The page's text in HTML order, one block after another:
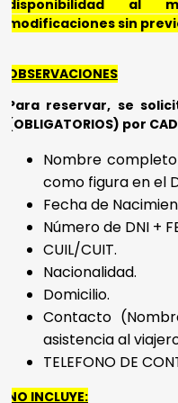
al
sin previo
reservar, se
por CADA
Nombre completo
como figura en el
Fecha de
Número de DNI +
CUIL/CUIT.
Nacionalidad.
Domicilio.
Contacto
asistencia al viajero.
TELEFONO DE
INCLUYE: